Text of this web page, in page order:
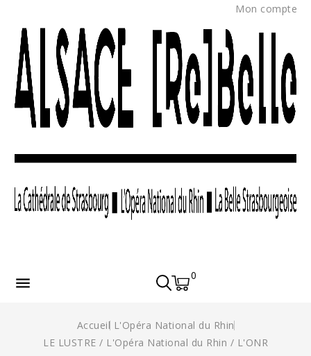
Mon compte
 0
Accueil L'Opéra National du Rhin
LE LUSTRE / L'Opéra National du Rhin / L'ONR